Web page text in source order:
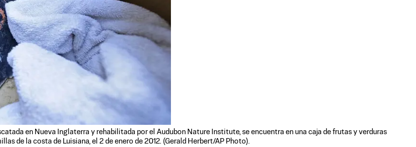
en Nueva Inglaterra y rehabilitada por el Audubon Nature Institute, se encuentra en una caja de frutas y verduras
de la costa de Luisiana, el 2 de enero de 2012. (Gerald Herbert/AP Photo).